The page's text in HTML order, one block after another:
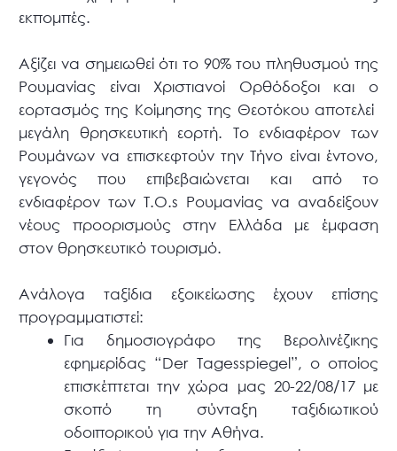
εκπομπές.
Αξίζει να σημειωθεί ότι το 90% του πληθυσμού της
Ρουμανίας είναι Χριστιανοί Ορθόδοξοι και ο
εορτασμός της Κοίμησης της Θεοτόκου αποτελεί
μεγάλη θρησκευτική εορτή. Το ενδιαφέρον των
Ρουμάνων να επισκεφτούν την Τήνο είναι έντονο,
γεγονός που επιβεβαιώνεται και από το
ενδιαφέρον των T.O.s Ρουμανίας να αναδείξουν
νέους προορισμούς στην Ελλάδα με έμφαση
στον θρησκευτικό τουρισμό.
Ανάλογα ταξίδια εξοικείωσης έχουν επίσης
προγραμματιστεί:
Για δημοσιογράφο της Βερολινέζικης
εφημερίδας “Der Tagesspiegel”, ο οποίος
επισκέπτεται την χώρα μας 20-22/08/17 με
σκοπό τη σύνταξη ταξιδιωτικού
οδοιπορικού για την Αθήνα.